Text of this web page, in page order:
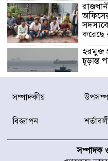
করেছে
হরমুজ
চূড়ান্ত
আগামী
সম্পাদকীয়
বিজ্ঞাপন
সম্পাদক